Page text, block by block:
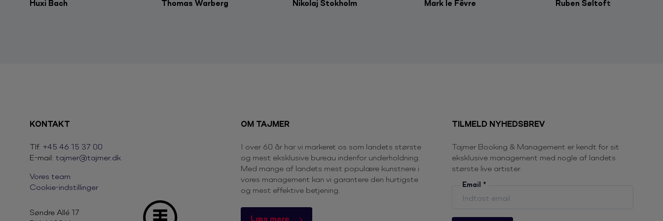
Huxi Bach Thomas Warberg Nikolaj Stokholm Mark le Fêvre Ruben Søltoft
KONTAKT
Tlf. +45 46 15 37 00
E-mail: tajmer@tajmer.dk
Vores team
Cookie-indstillinger
Søndre Allé 17
OM TAJMER
I over 60 år har vi markeret os som landets største
og mest eksklusive bureau indenfor underholdning.
Med mange af landets mest populære kunstnere i
vores management kan vi garantere den hurtigste
og mest effektive betjening.
Læs mere
TILMELD NYHEDSBREV
Tajmer Booking & Management er kendt for sit
eksklusive management med nogle af landets
største live artister.
Email *